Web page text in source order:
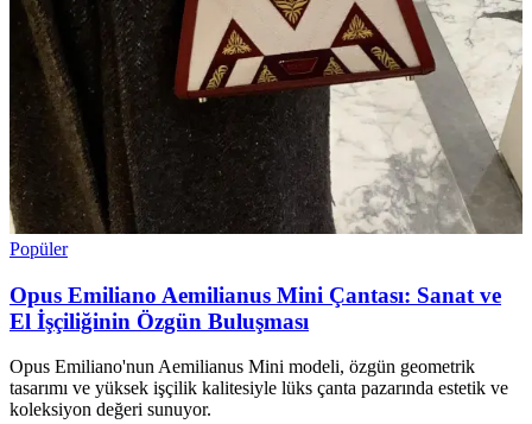
Popüler
Opus Emiliano Aemilianus Mini Çantası: Sanat ve
El İşçiliğinin Özgün Buluşması
Opus Emiliano'nun Aemilianus Mini modeli, özgün geometrik
tasarımı ve yüksek işçilik kalitesiyle lüks çanta pazarında estetik ve
koleksiyon değeri sunuyor.